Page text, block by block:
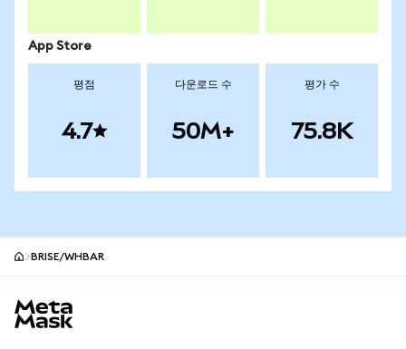
App Store
평점
4.7
다운로드 수
50M+
평가 수
75.8K
BRISE/WHBAR